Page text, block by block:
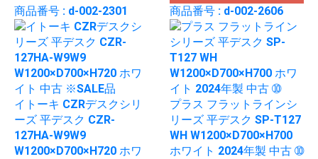
商品番号 : d-002-2301
イトーキ CZRデスクシリ
ーズ 平デスク CZR-
127HA-W9W9
W1200×D700×H720 ホワ
商品番号 : d-002-2606
プラス フラットラインシ
リーズ 平デスク SP-T127
WH W1200×D700×H700
ホワイト 2024年製 中古 ➉